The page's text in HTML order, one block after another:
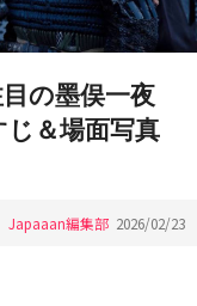
の墨俣一夜
＆場面写真
Japaaan編集部 2026/02/23